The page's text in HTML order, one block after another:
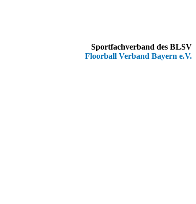
Sportfachverband des BLSV
Floorball Verband Bayern e.V.